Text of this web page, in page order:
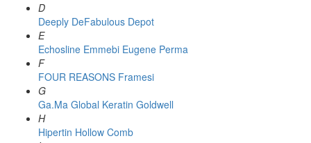
D
Deeply DeFabulous Depot
E
Echosline Emmebi Eugene Perma
F
FOUR REASONS Framesi
G
Ga.Ma Global Keratin Goldwell
H
Hipertin Hollow Comb